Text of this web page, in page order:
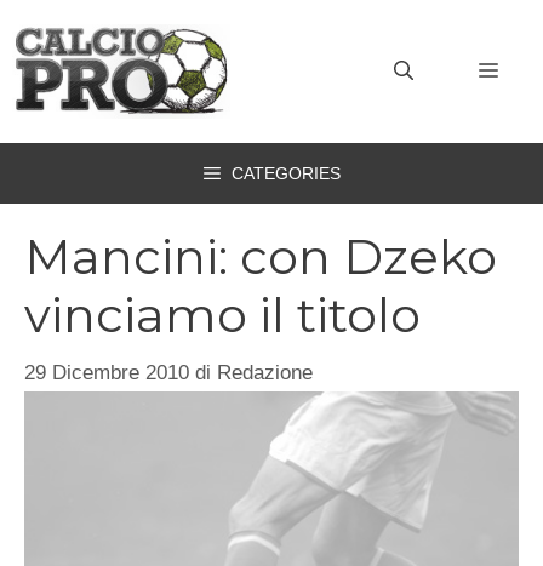
contenuto
CATEGORIES
Mancini: con Dzeko
vinciamo il titolo
29 Dicembre 2010 di Redazione